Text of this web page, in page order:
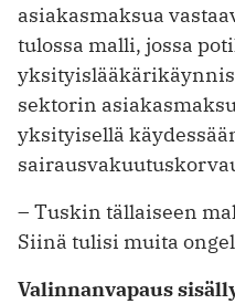
asiakasmaksua
tulossa malli, jossa
sektorin
yksityisellä
– Tuskin tällaiseen
Siinä tulisi muita
Valinnanvapaus